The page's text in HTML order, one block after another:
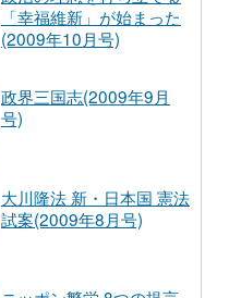
「幸福維新」が始まった
(2009年10月号)
政界三国志(2009年9月
号)
大川隆法 新・日本国 憲法
試案(2009年8月号)